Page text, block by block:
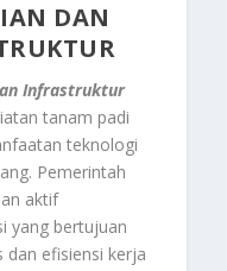
DAN
Infrastruktur
tanam padi
teknologi
Pemerintah
aktif
yang bertujuan
efisiensi kerja